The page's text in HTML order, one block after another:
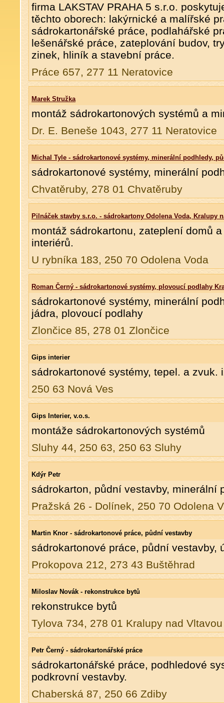
firma LAKSTAV PRAHA 5 s.r.o.
těchto oborech: lakýrnické a malířské
sádrokartonářské práce, podlahářské
lešenářské práce, zateplování budov,
zinek, hliník a stavební práce.
Práce 657, 277 11 Neratovice
Marek Stružka
montáž sádrokartonových systémů a
Dr. E. Beneše 1043, 277 11 Neratovice
Michal Tyle - sádrokartonové systémy, minerální podhledy,
sádrokartonové systémy, minerální
Chvatěruby, 278 01 Chvatěruby
Pilnáček stavby s.r.o. - sádrokartony Odolena Voda, Kralupy
montáž sádrokartonu, zateplení domů
interiérů.
U rybníka 183, 250 70 Odolena Voda
Roman Černý - sádrokartonové systémy, plovoucí podlahy
sádrokartonové systémy, minerální
jádra, plovoucí podlahy
Zlončice 85, 278 01 Zlončice
Gips interier
sádrokartonové systémy, tepel. a zvuk.
250 63 Nová Ves
Gips Interier, v.o.s.
montáže sádrokartonových systémů
Sluhy 44, 250 63, 250 63 Sluhy
Kdýr Petr
sádrokarton, půdní vestavby, minerální
Pražská 26 - Dolínek, 250 70 Odolena
Martin Knor - sádrokartonové práce, půdní vestavby
sádrokartonové práce, půdní vestavby,
Prokopova 212, 273 43 Buštěhrad
Miloslav Novák - rekonstrukce bytů
rekonstrukce bytů
Tylova 734, 278 01 Kralupy nad Vltavou
Petr Černý - sádrokartonářské práce
sádrokartonářské práce, podhledové
podkrovní vestavby.
Chaberská 87, 250 66 Zdiby